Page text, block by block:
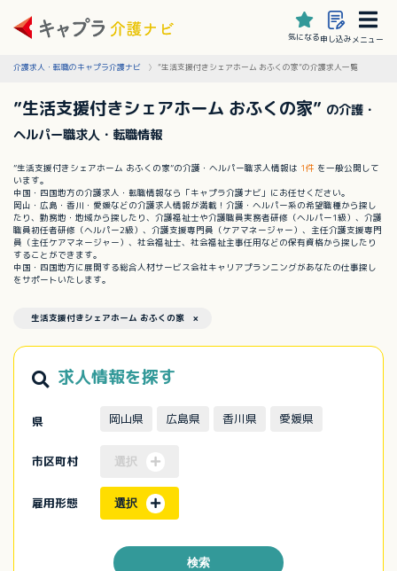
気になる申し込みメニュー
介護求人・転職のキャプラ介護ナビ ”生活支援付きシェアホーム おふくの家”の介護求人一覧
”生活支援付きシェアホーム おふくの家” の介護・
ヘルパー職求人・転職情報
”生活支援付きシェアホーム おふくの家”の介護・ヘルパー職求人情報は 1件 を一般公開して
います。
中国・四国地方の介護求人・転職情報なら「キャプラ介護ナビ」にお任せください。
岡山・広島・香川・愛媛などの介護求人情報が満載！介護・ヘルパー系の希望職種から探し
たり、勤務地・地域から探したり、介護福祉士や介護職員実務者研修（ヘルパー1級）、介護
職員初任者研修（ヘルパー2級）、介護支援専門員（ケアマネージャー）、主任介護支援専門
員（主任ケアマネージャー）、社会福祉士、社会福祉主事任用などの保有資格から探したり
することができます。
中国・四国地方に展開する総合人材サービス会社キャリアプランニングがあなたの仕事探し
をサポートいたします。
生活支援付きシェアホーム おふくの家 ×
求人情報を探す
県 岡山県 広島県 香川県 愛媛県
市区町村 選択
雇用形態 選択
検索